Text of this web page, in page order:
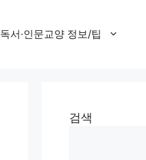
독서·인문교양 정보/팁
검색